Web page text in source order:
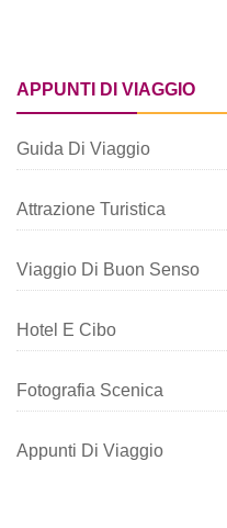
APPUNTI DI VIAGGIO
Guida Di Viaggio
Attrazione Turistica
Viaggio Di Buon Senso
Hotel E Cibo
Fotografia Scenica
Appunti Di Viaggio